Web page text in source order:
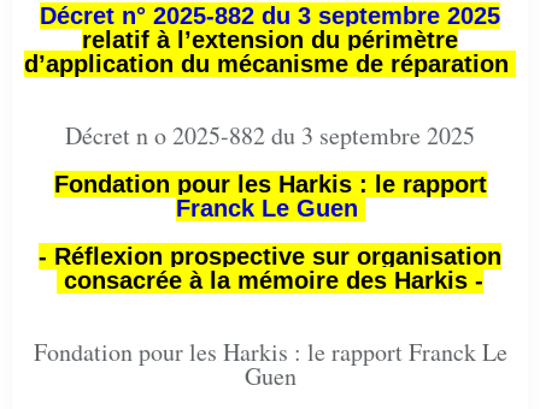
Décret n° 2025-882 du 3 septembre 2025
relatif à l’extension du périmètre
d’application du mécanisme de réparation
Décret n o 2025-882 du 3 septembre 2025
Fondation pour les Harkis : le rapport
Franck Le Guen
- Réflexion prospective sur organisation
consacrée à la mémoire des Harkis -
Fondation pour les Harkis : le rapport Franck Le
Guen